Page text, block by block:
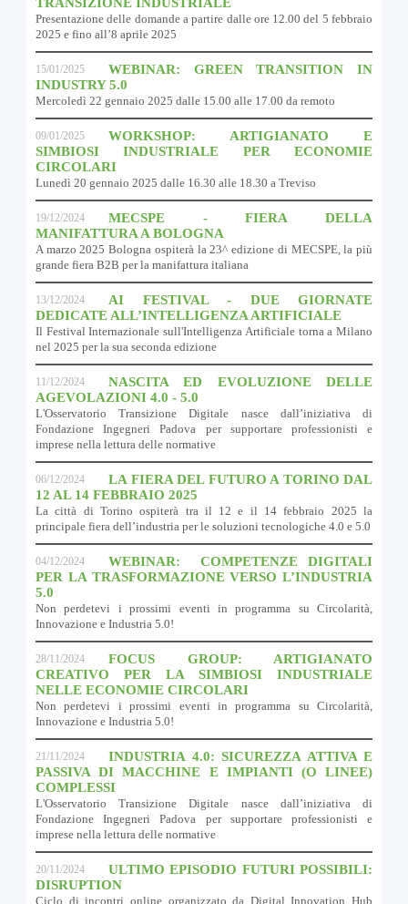
Presentazione delle domande a partire dalle ore 12.00 del 5 febbraio
2025 e fino all’8 aprile 2025
15/01/2025
WEBINAR: GREEN TRANSITION IN
INDUSTRY 5.0
Mercoledì 22 gennaio 2025 dalle 15.00 alle 17.00 da remoto
09/01/2025
WORKSHOP: ARTIGIANATO E
SIMBIOSI INDUSTRIALE PER ECONOMIE
CIRCOLARI
Lunedì 20 gennaio 2025 dalle 16.30 alle 18.30 a Treviso
19/12/2024
MECSPE - FIERA DELLA
MANIFATTURA A BOLOGNA
A marzo 2025 Bologna ospiterà la 23^ edizione di MECSPE, la più
grande fiera B2B per la manifattura italiana
13/12/2024
AI FESTIVAL - DUE GIORNATE
DEDICATE ALL’INTELLIGENZA ARTIFICIALE
Il Festival Internazionale sull'Intelligenza Artificiale torna a Milano
nel 2025 per la sua seconda edizione
11/12/2024
NASCITA ED EVOLUZIONE DELLE
AGEVOLAZIONI 4.0 - 5.0
L'Osservatorio Transizione Digitale nasce dall’iniziativa di
Fondazione Ingegneri Padova per supportare professionisti e
imprese nella lettura delle normative
06/12/2024
LA FIERA DEL FUTURO A TORINO DAL
12 AL 14 FEBBRAIO 2025
La città di Torino ospiterà tra il 12 e il 14 febbraio 2025 la
principale fiera dell’industria per le soluzioni tecnologiche 4.0 e 5.0
04/12/2024
WEBINAR: COMPETENZE DIGITALI
PER LA TRASFORMAZIONE VERSO L’INDUSTRIA
5.0
Non perdetevi i prossimi eventi in programma su Circolarità,
Innovazione e Industria 5.0!
28/11/2024
FOCUS GROUP: ARTIGIANATO
CREATIVO PER LA SIMBIOSI INDUSTRIALE
NELLE ECONOMIE CIRCOLARI
Non perdetevi i prossimi eventi in programma su Circolarità,
Innovazione e Industria 5.0!
21/11/2024
INDUSTRIA 4.0: SICUREZZA ATTIVA E
PASSIVA DI MACCHINE E IMPIANTI (O LINEE)
COMPLESSI
L'Osservatorio Transizione Digitale nasce dall’iniziativa di
Fondazione Ingegneri Padova per supportare professionisti e
imprese nella lettura delle normative
20/11/2024
ULTIMO EPISODIO FUTURI POSSIBILI:
DISRUPTION
Ciclo di incontri online organizzato da Digital Innovation Hub